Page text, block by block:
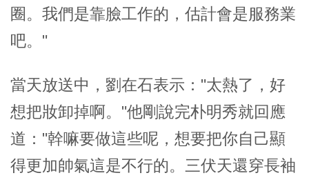
圈。我們是靠臉工作的，估計會是服務業
吧。"
當天放送中，劉在石表示："太熱了，好
想把妝卸掉啊。"他剛說完朴明秀就回應
道："幹嘛要做這些呢，想要把你自己顯
得更加帥氣這是不行的。三伏天還穿長袖